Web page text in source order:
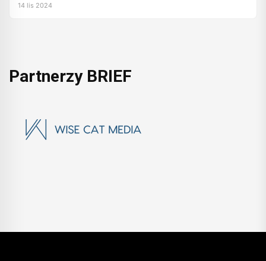
14 lis 2024
Partnerzy BRIEF